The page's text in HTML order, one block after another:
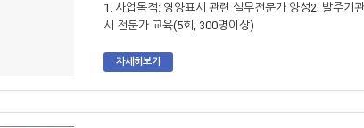
1. 사업목적: 영양표시 관련 실무전문가 양성2. 발주기
시 전문가 교육(5회, 300명이상)
자세히보기